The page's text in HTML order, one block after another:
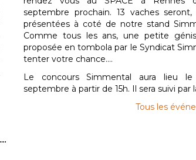
septembre prochain. 13 vaches
présentées à coté de notre stand
Comme tous les ans, une petite
proposée en tombola par le Syndicat
tenter votre chance....
Le concours Simmental aura lieu le
septembre à partir de 15h. Il sera suivi par
Tous les